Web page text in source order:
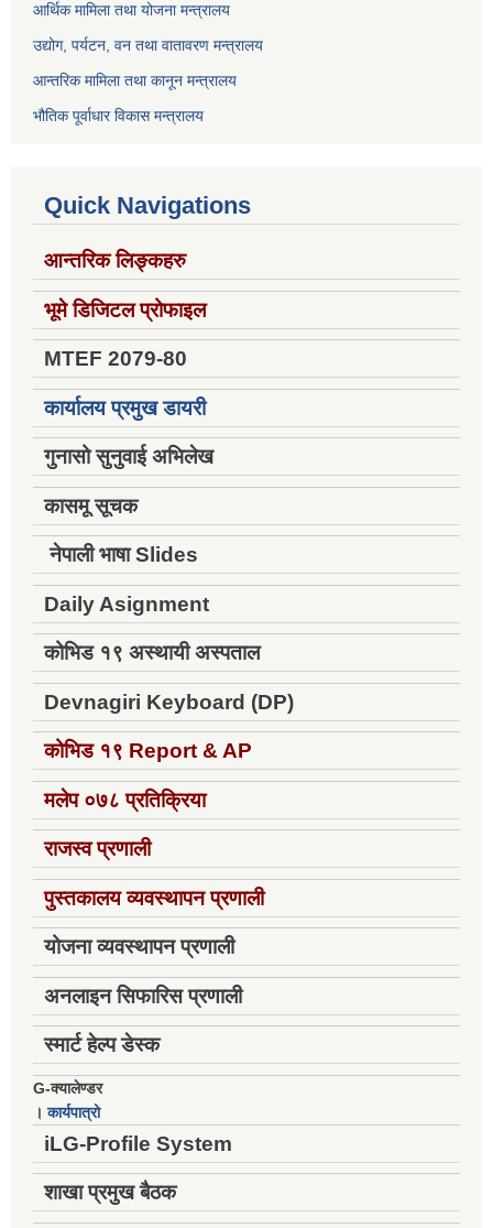
आर्थिक मामिला तथा योजना मन्त्रालय
उद्योग, पर्यटन, वन तथा वातावरण मन्त्रालय
आन्तरिक मामिला तथा कानून मन्त्रालय
भौतिक पूर्वाधार विकास मन्त्रालय
Quick Navigations
आन्तरिक लिङ्कहरु
भूमे डिजिटल प्रोफाइल
MTEF 2079-80
कार्यालय प्रमुख डायरी
गुनासो सुनुवाई अभिलेख
कासमू सूचक
नेपाली भाषा Slides
Daily Asignment
कोभिड १९ अस्थायी अस्पताल
Devnagiri Keyboard (DP)
कोभिड १९ Report & AP
मलेप ०७८ प्रतिक्रिया
राजस्व प्रणाली
पुस्तकालय व्यवस्थापन प्रणाली
योजना व्यवस्थापन प्रणाली
अनलाइन सिफारिस प्रणाली
स्मार्ट हेल्प डेस्क
G-क्यालेण्डर
।कार्यपात्रो
iLG-Profile System
शाखा प्रमुख बैठक